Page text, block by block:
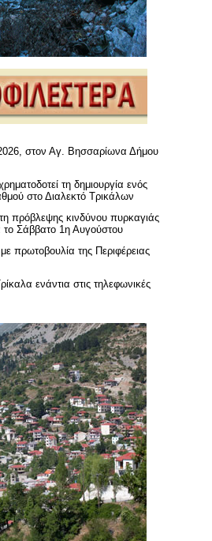
στον Αγ. Βησσαρίωνα Δήμου
τη δημιουργία ενός
στο Διαλεκτό Τρικάλων
πρόβλεψης κινδύνου πυρκαγιάς
το Σάββατο 1η Αυγούστου
πρωτοβουλία της Περιφέρειας
ενάντια στις τηλεφωνικές